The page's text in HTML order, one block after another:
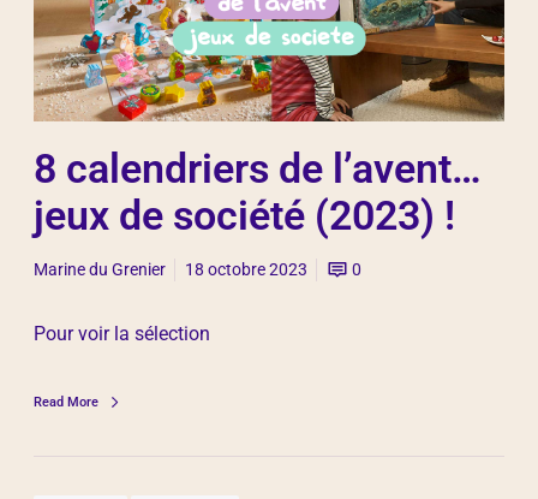
8 calendriers de l’avent…
jeux de société (2023) !
Marine du Grenier 18 octobre 2023 0
Pour voir la sélection
Read More